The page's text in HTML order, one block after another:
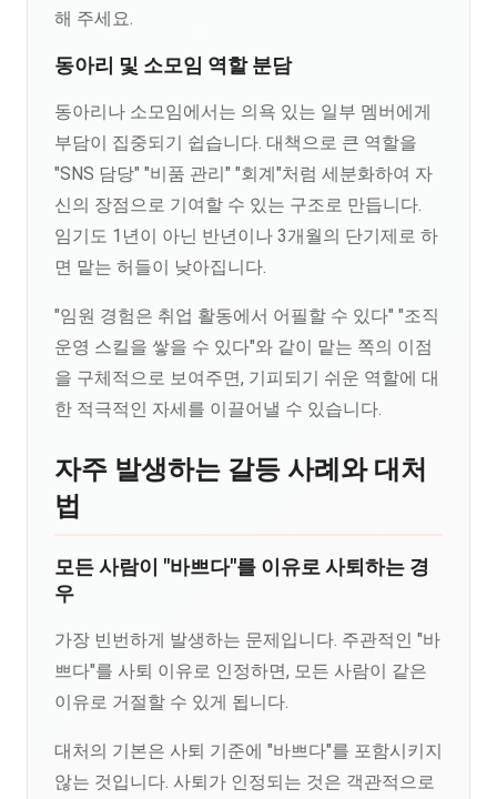
해 주세요.
동아리 및 소모임 역할 분담
동아리나 소모임에서는 의욕 있는 일부 멤버에게
부담이 집중되기 쉽습니다. 대책으로 큰 역할을
"SNS 담당" "비품 관리" "회계"처럼 세분화하여 자
신의 장점으로 기여할 수 있는 구조로 만듭니다.
임기도 1년이 아닌 반년이나 3개월의 단기제로 하
면 맡는 허들이 낮아집니다.
"임원 경험은 취업 활동에서 어필할 수 있다" "조직
운영 스킬을 쌓을 수 있다"와 같이 맡는 쪽의 이점
을 구체적으로 보여주면, 기피되기 쉬운 역할에 대
한 적극적인 자세를 이끌어낼 수 있습니다.
자주 발생하는 갈등 사례와 대처
법
모든 사람이 "바쁘다"를 이유로 사퇴하는 경
우
가장 빈번하게 발생하는 문제입니다. 주관적인 "바
쁘다"를 사퇴 이유로 인정하면, 모든 사람이 같은
이유로 거절할 수 있게 됩니다.
대처의 기본은 사퇴 기준에 "바쁘다"를 포함시키지
않는 것입니다. 사퇴가 인정되는 것은 객관적으로